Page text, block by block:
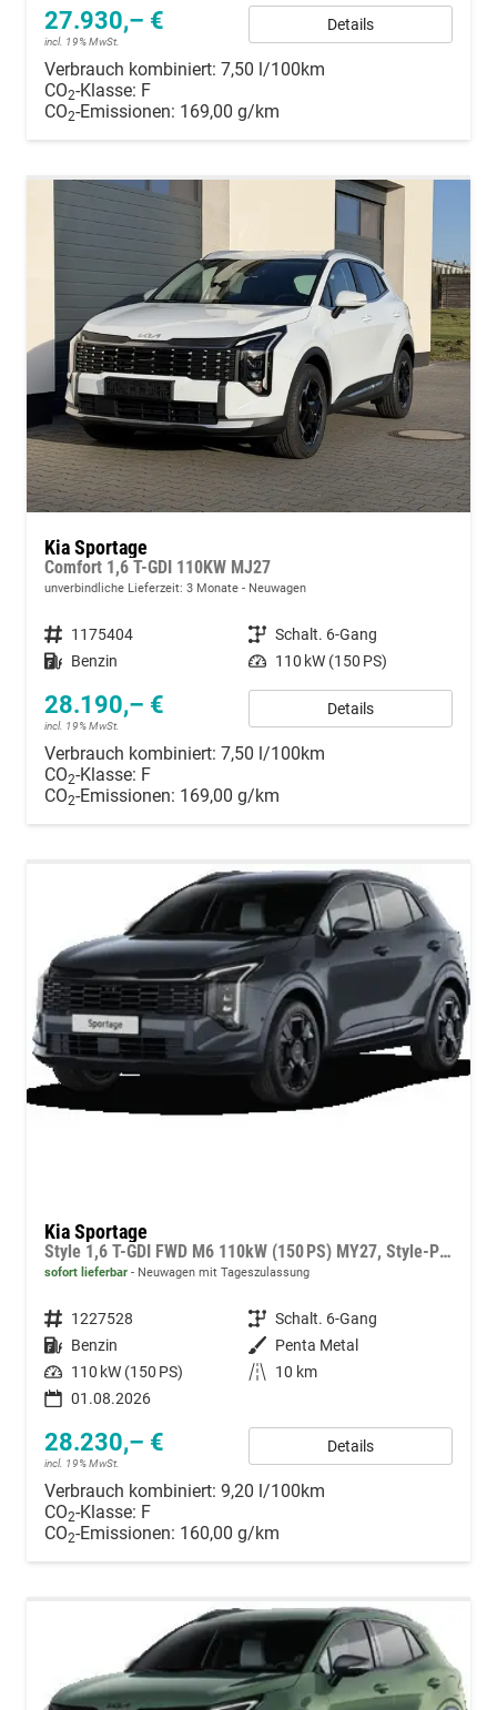
27.930,– €
incl. 19% MwSt.
Details
Verbrauch kombiniert: 7,50 l/100km
CO2-Klasse: F
CO2-Emissionen: 169,00 g/km
Kia Sportage
Comfort 1,6 T-GDI 110KW MJ27
unverbindliche Lieferzeit: 3 Monate Neuwagen
Fahrzeugnummer 1175404 Getriebe Schalt. 6-Gang
Kraftstoff Benzin Leistung 110 kW (150 PS)
28.190,– €
incl. 19% MwSt.
Details
Verbrauch kombiniert: 7,50 l/100km
CO2-Klasse: F
CO2-Emissionen: 169,00 g/km
Kia Sportage
Style 1,6 T-GDI FWD M6 110kW (150 PS) MY27, Style-Paket, 2-Zonen-Klimaautomatik, Sitz-/Lenkradheizung, Regensensor, Navi, DAB, Apple CarPlay/Android Auto, Rückfahrkamera, Parksensoren vorn/hinten, Full-LED, 17 Zoll LM, uvm.
sofort lieferbar Neuwagen mit Tageszulassung
Fahrzeugnummer 1227528 Getriebe Schalt. 6-Gang
Kraftstoff Benzin Außenfarbe Penta Metal
Leistung 110 kW (150 PS) Kilometerstand
10 km
01.08.2026
28.230,– €
incl. 19% MwSt.
Details
Verbrauch kombiniert: 9,20 l/100km
CO2-Klasse: F
CO2-Emissionen: 160,00 g/km